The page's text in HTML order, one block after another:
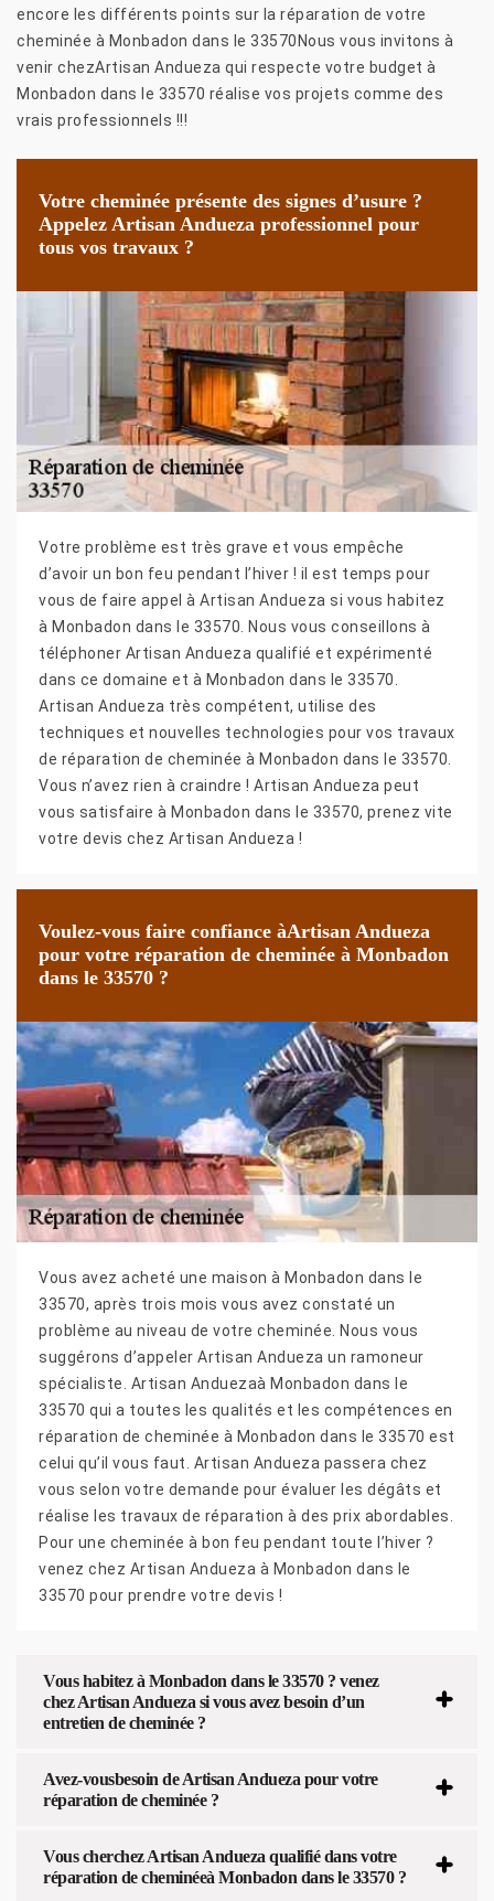
encore les différents points sur la réparation de votre
cheminée à Monbadon dans le 33570Nous vous invitons à
venir chezArtisan Andueza qui respecte votre budget à
Monbadon dans le 33570 réalise vos projets comme des
vrais professionnels !!!
Votre cheminée présente des signes d’usure ?
Appelez Artisan Andueza professionnel pour
tous vos travaux ?
Votre problème est très grave et vous empêche
d’avoir un bon feu pendant l’hiver ! il est temps pour
vous de faire appel à Artisan Andueza si vous habitez
à Monbadon dans le 33570. Nous vous conseillons à
téléphoner Artisan Andueza qualifié et expérimenté
dans ce domaine et à Monbadon dans le 33570.
Artisan Andueza très compétent, utilise des
techniques et nouvelles technologies pour vos travaux
de réparation de cheminée à Monbadon dans le 33570.
Vous n’avez rien à craindre ! Artisan Andueza peut
vous satisfaire à Monbadon dans le 33570, prenez vite
votre devis chez Artisan Andueza !
Voulez-vous faire confiance àArtisan Andueza
pour votre réparation de cheminée à Monbadon
dans le 33570 ?
Vous avez acheté une maison à Monbadon dans le
33570, après trois mois vous avez constaté un
problème au niveau de votre cheminée. Nous vous
suggérons d’appeler Artisan Andueza un ramoneur
spécialiste. Artisan Anduezaà Monbadon dans le
33570 qui a toutes les qualités et les compétences en
réparation de cheminée à Monbadon dans le 33570 est
celui qu’il vous faut. Artisan Andueza passera chez
vous selon votre demande pour évaluer les dégâts et
réalise les travaux de réparation à des prix abordables.
Pour une cheminée à bon feu pendant toute l’hiver ?
venez chez Artisan Andueza à Monbadon dans le
33570 pour prendre votre devis !
Vous habitez à Monbadon dans le 33570 ? venez
chez Artisan Andueza si vous avez besoin d’un
entretien de cheminée ?
Avez-vousbesoin de Artisan Andueza pour votre
réparation de cheminée ?
Vous cherchez Artisan Andueza qualifié dans votre
réparation de cheminéeà Monbadon dans le 33570 ?